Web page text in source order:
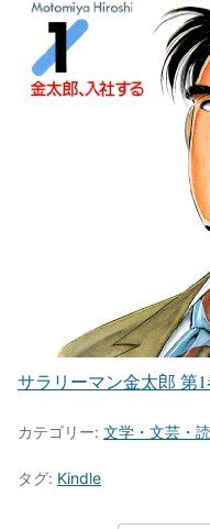
サラリーマン金太郎 第
カテゴリー: 文学・文芸・
タグ: Kindle